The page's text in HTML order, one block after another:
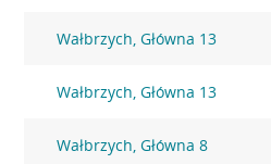
Wałbrzych, Główna 13
Wałbrzych, Główna 13
Wałbrzych, Główna 8